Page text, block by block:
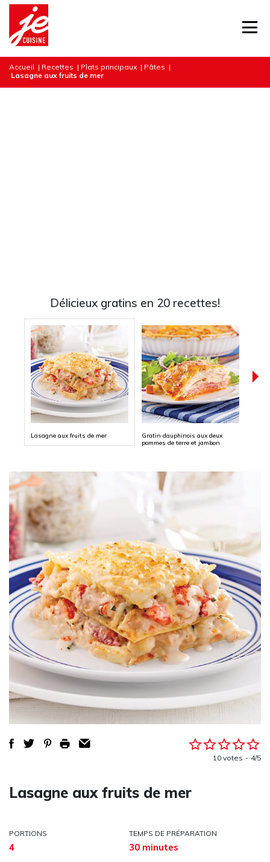
Accueil | Recettes | Plats principaux | Pâtes |
Lasagne aux fruits de mer
Délicieux gratins en 20 recettes!
Lasagne aux fruits de mer
Gratin dauphinois aux deux
pommes de terre et jambon
10 votes 4/5
Lasagne aux fruits de mer
PORTIONS
4
TEMPS DE PRÉPARATION
30 minutes